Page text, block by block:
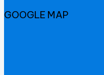
GOOGLE MAP